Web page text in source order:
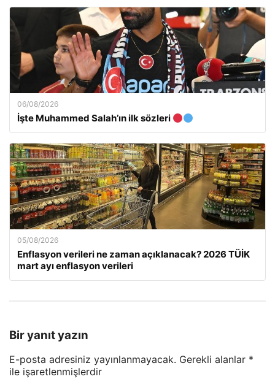
06/08/2026
İşte Muhammed Salah’ın ilk sözleri
05/08/2026
Enflasyon verileri ne zaman açıklanacak? 2026 TÜİK
mart ayı enflasyon verileri
Bir yanıt yazın
E-posta adresiniz yayınlanmayacak. Gerekli alanlar *
ile işaretlenmişlerdir